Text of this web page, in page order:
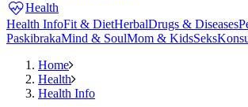
Health
Health InfoFit & DietHerbalDrugs & Diseases
PaskibrakaMind & SoulMom & KidsSeks
Home
Health
Health Info